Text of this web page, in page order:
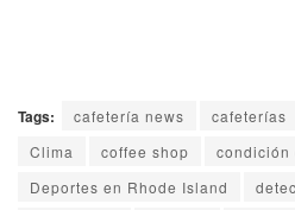
Tags: cafetería news cafeterías
Clima
coffee shop condición
Deportes en Rhode Island